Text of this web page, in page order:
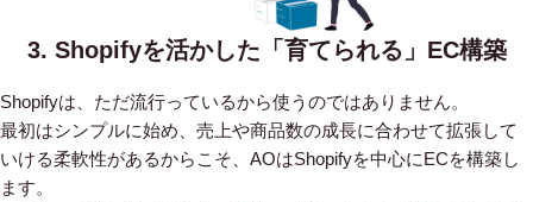
3. Shopifyを活かした「育てられる」EC構築
Shopifyは、ただ流行っているから使うのではありません。
最初はシンプルに始め、売上や商品数の成長に合わせて拡張して
いける柔軟性があるからこそ、AOはShopifyを中心にECを構築し
ます。